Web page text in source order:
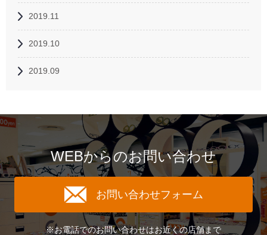
2019.11
2019.10
2019.09
WEBからのお問い合わせ
お問い合わせフォーム
※お電話でのお問い合わせはお近くの店舗まで